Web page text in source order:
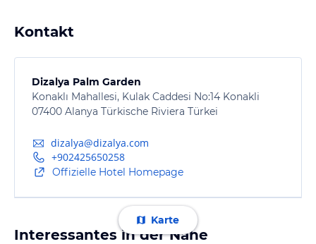
Kontakt
Dizalya Palm Garden
Konaklı Mahallesi, Kulak Caddesi No:14 Konakli
07400 Alanya Türkische Riviera Türkei
dizalya@dizalya.com
+902425650258
Offizielle Hotel Homepage
Karte
Interessantes in der Nähe